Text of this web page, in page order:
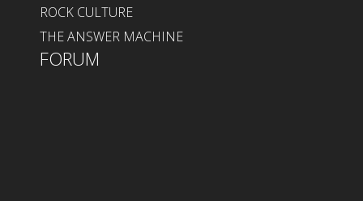
ROCK CULTURE
THE ANSWER MACHINE
FORUM